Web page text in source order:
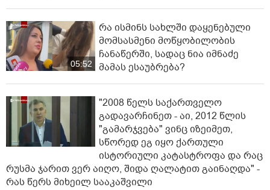
05:52
რა ისმინს სახლში დაყენებული
მომსასმენი მოწყობილობის
ჩანაწერში, სადაც ნია იმნაძე
მამას ესაუბრება?
"2008 წელს საქართველო
გადავარჩინეთ - აი, 2012 წლის
"გამარჯვება" ვინც იზეიმეთ,
სწორედ ეგ იყო ქართული
ისტორიული კატასტროფა და რაც
რუსმა ჯარით ვერ აიღო, შიდა ღალატით გაინაღდა" -
რას წერს მიხეილ სააკაშვილი